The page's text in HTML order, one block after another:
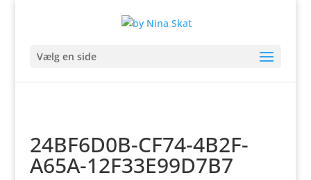
Vælg en side
24BF6D0B-CF74-4B2F-
A65A-12F33E99D7B7